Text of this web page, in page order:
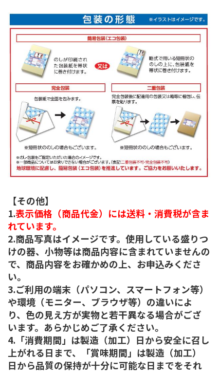
【その他】
1.表示価格（商品代金）には送料・消費税が含ま
れています。
2.商品写真はイメージです。使用している盛りつ
けの器、小物等は商品内容に含まれていませんの
で、商品内容をお確かめの上、お申込みくださ
い。
3.ご利用の端末（パソコン、スマートフォン等）
や環境（モニター、ブラウザ等）の違いによ
り、色の見え方が実物と若干異なる場合がござ
います。あらかじめご了承ください。
4.「消費期間」は製造（加工）日から安全に召し
上がれる日まで、「賞味期間」は製造（加工）
日から品質の保持が十分に可能な日までをそれ